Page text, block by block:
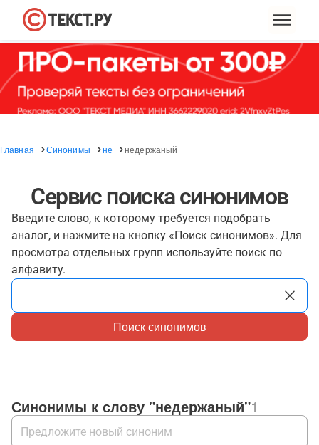
Главная Синонимы не недержаный
Сервис поиска синонимов
Введите слово, к которому требуется подобрать
аналог, и нажмите на кнопку «Поиск синонимов». Для
просмотра отдельных групп используйте поиск по
алфавиту.
Поиск синонимов
Синонимы к слову "недержаный"1